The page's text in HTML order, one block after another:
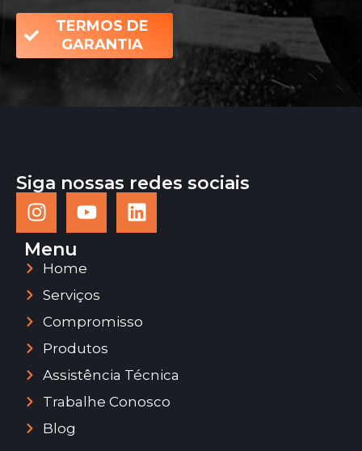
TERMOS DE
GARANTIA
Siga nossas redes sociais
Menu
Home
Serviços
Compromisso
Produtos
Assistência Técnica
Trabalhe Conosco
Blog